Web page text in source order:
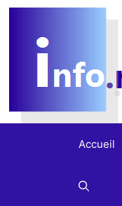
Aller
contenu
Accueil